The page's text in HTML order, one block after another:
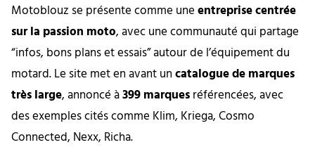
Motoblouz se présente comme uneentreprise centrée
sur la passion moto, avec une communauté qui partage
“infos, bons plans et essais” autour de l’équipement du
motard. Le site met en avant uncatalogue de marques
très large, annoncé à399 marquesréférencées, avec
des exemples cités comme Klim, Kriega, Cosmo
Connected, Nexx, Richa.